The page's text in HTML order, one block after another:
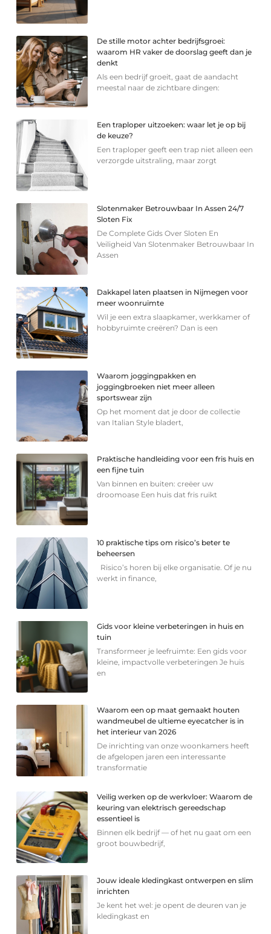
De stille motor achter bedrijfsgroei:
waarom HR vaker de doorslag geeft dan je
denkt
Als een bedrijf groeit, gaat de aandacht
meestal naar de zichtbare dingen:
Een traploper uitzoeken: waar let je op bij
de keuze?
Een traploper geeft een trap niet alleen een
verzorgde uitstraling, maar zorgt
Slotenmaker Betrouwbaar In Assen 24/7
Sloten Fix
De Complete Gids Over Sloten En
Veiligheid Van Slotenmaker Betrouwbaar In
Assen
Dakkapel laten plaatsen in Nijmegen voor
meer woonruimte
Wil je een extra slaapkamer, werkkamer of
hobbyruimte creëren? Dan is een
Waarom joggingpakken en
joggingbroeken niet meer alleen
sportswear zijn
Op het moment dat je door de collectie
van Italian Style bladert,
Praktische handleiding voor een fris huis en
een fijne tuin
Van binnen en buiten: creëer uw
droomoase Een huis dat fris ruikt
10 praktische tips om risico’s beter te
beheersen
Risico’s horen bij elke organisatie. Of je nu
werkt in finance,
Gids voor kleine verbeteringen in huis en
tuin
Transformeer je leefruimte: Een gids voor
kleine, impactvolle verbeteringen Je huis
en
Waarom een op maat gemaakt houten
wandmeubel de ultieme eyecatcher is in
het interieur van 2026
De inrichting van onze woonkamers heeft
de afgelopen jaren een interessante
transformatie
Veilig werken op de werkvloer: Waarom de
keuring van elektrisch gereedschap
essentieel is
Binnen elk bedrijf — of het nu gaat om een
groot bouwbedrijf,
Jouw ideale kledingkast ontwerpen en slim
inrichten
Je kent het wel: je opent de deuren van je
kledingkast en